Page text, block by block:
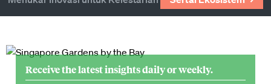
Receive the latest insights daily or weekly.